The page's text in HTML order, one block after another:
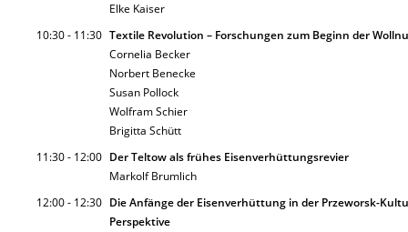
Elke Kaiser
10:30 - 11:30 Textile Revolution – Forschungen zum Beginn der
Cornelia Becker
Norbert Benecke
Susan Pollock
Wolfram Schier
Brigitta Schütt
11:30 - 12:00 Der Teltow als frühes Eisenverhüttungsrevier
Markolf Brumlich
12:00 - 12:30 Die Anfänge der Eisenverhüttung in der Przeworsk-
Perspektive